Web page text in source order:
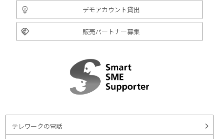
デモアカウント貸出
販売パートナー募集
テレワークの電話